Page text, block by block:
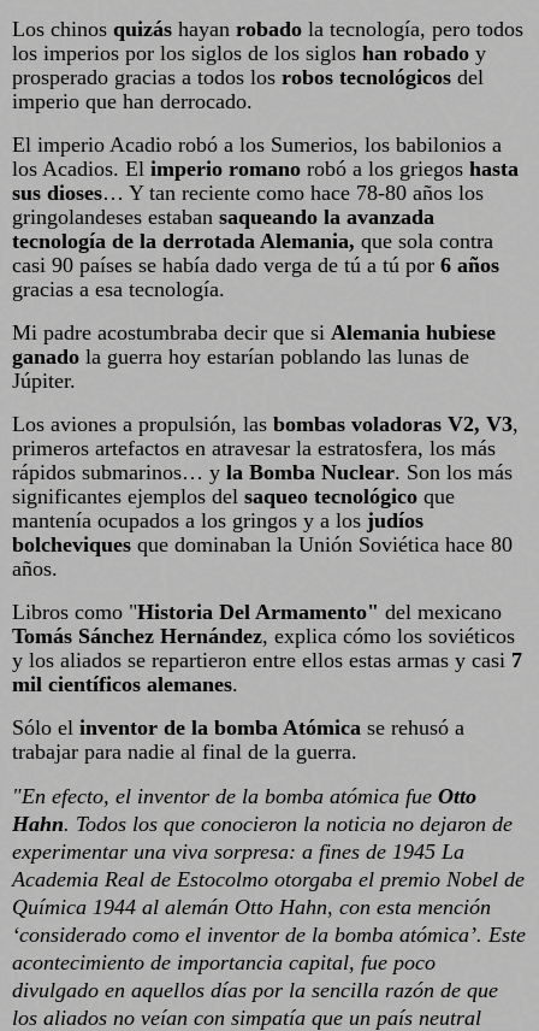
Los chinos quizás hayan robado la tecnología, pero todos
los imperios por los siglos de los siglos han robado y
prosperado gracias a todos los robos tecnológicos del
imperio que han derrocado.
El imperio Acadio robó a los Sumerios, los babilonios a
los Acadios. El imperio romano robó a los griegos hasta
sus dioses… Y tan reciente como hace 78-80 años los
gringolandeses estaban saqueando la avanzada
tecnología de la derrotada Alemania, que sola contra
casi 90 países se había dado verga de tú a tú por 6 años
gracias a esa tecnología.
Mi padre acostumbraba decir que si Alemania hubiese
ganado la guerra hoy estarían poblando las lunas de
Júpiter.
Los aviones a propulsión, las bombas voladoras V2, V3,
primeros artefactos en atravesar la estratosfera, los más
rápidos submarinos… y la Bomba Nuclear. Son los más
significantes ejemplos del saqueo tecnológico que
mantenía ocupados a los gringos y a los judíos
bolcheviques que dominaban la Unión Soviética hace 80
años.
Libros como "Historia Del Armamento" del mexicano
Tomás Sánchez Hernández, explica cómo los soviéticos
y los aliados se repartieron entre ellos estas armas y casi 7
mil científicos alemanes.
Sólo el inventor de la bomba Atómica se rehusó a
trabajar para nadie al final de la guerra.
"En efecto, el inventor de la bomba atómica fue Otto
Hahn. Todos los que conocieron la noticia no dejaron de
experimentar una viva sorpresa: a fines de 1945 La
Academia Real de Estocolmo otorgaba el premio Nobel de
Química 1944 al alemán Otto Hahn, con esta mención
‘considerado como el inventor de la bomba atómica’. Este
acontecimiento de importancia capital, fue poco
divulgado en aquellos días por la sencilla razón de que
los aliados no veían con simpatía que un país neutral